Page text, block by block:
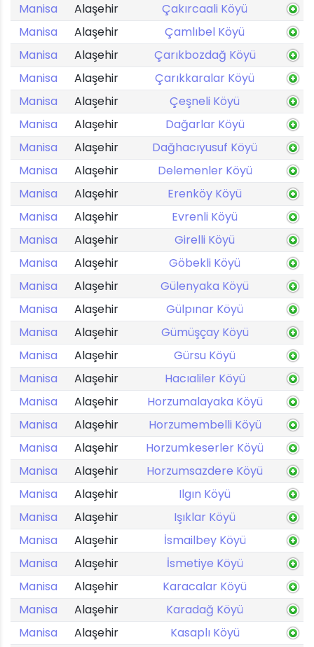
Manisa
Alaşehir
Çakırcaali Köyü
Manisa
Alaşehir
Çamlıbel Köyü
Manisa
Alaşehir
Çarıkbozdağ Köyü
Manisa
Alaşehir
Çarıkkaralar Köyü
Manisa
Alaşehir
Çeşneli Köyü
Manisa
Alaşehir
Dağarlar Köyü
Manisa
Alaşehir
Dağhacıyusuf Köyü
Manisa
Alaşehir
Delemenler Köyü
Manisa
Alaşehir
Erenköy Köyü
Manisa
Alaşehir
Evrenli Köyü
Manisa
Alaşehir
Girelli Köyü
Manisa
Alaşehir
Göbekli Köyü
Manisa
Alaşehir
Gülenyaka Köyü
Manisa
Alaşehir
Gülpınar Köyü
Manisa
Alaşehir
Gümüşçay Köyü
Manisa
Alaşehir
Gürsu Köyü
Manisa
Alaşehir
Hacıaliler Köyü
Manisa
Alaşehir
Horzumalayaka Köyü
Manisa
Alaşehir
Horzumembelli Köyü
Manisa
Alaşehir
Horzumkeserler Köyü
Manisa
Alaşehir
Horzumsazdere Köyü
Manisa
Alaşehir
Ilgın Köyü
Manisa
Alaşehir
Işıklar Köyü
Manisa
Alaşehir
İsmailbey Köyü
Manisa
Alaşehir
İsmetiye Köyü
Manisa
Alaşehir
Karacalar Köyü
Manisa
Alaşehir
Karadağ Köyü
Manisa
Alaşehir
Kasaplı Köyü